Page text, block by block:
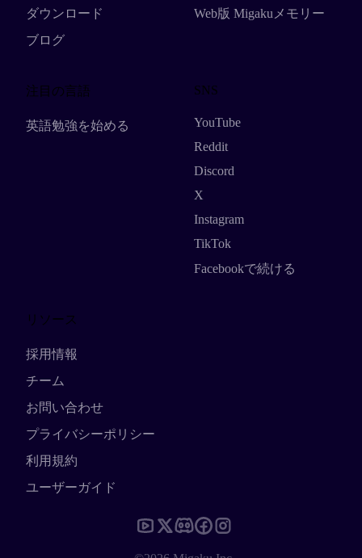
ダウンロード
ブログ
Web版 Migakuメモリー
注目の言語
英語勉強を始める
SNS
YouTube
Reddit
Discord
X
Instagram
TikTok
Facebookで続ける
リソース
採用情報
チーム
お問い合わせ
プライバシーポリシー
利用規約
ユーザーガイド